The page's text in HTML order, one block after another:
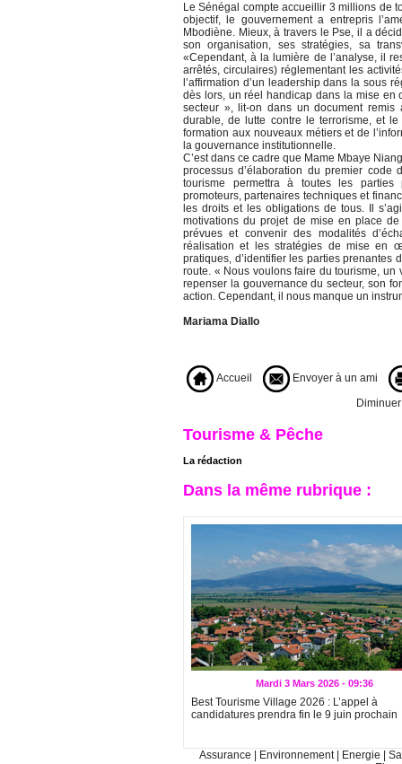
Le Sénégal compte accueillir 3 millions de
objectif, le gouvernement a entrepris
Mbodiène. Mieux, à travers le Pse, il a
son organisation, ses stratégies, sa
«Cependant, à la lumière de l’analyse, il
arrêtés, circulaires) réglementant les
l’affirmation d’un leadership dans la sous
dès lors, un réel handicap dans la mise
secteur », lit-on dans un document
durable, de lutte contre le terrorisme, et
formation aux nouveaux métiers et de
la gouvernance institutionnelle.
C’est dans ce cadre que Mame Mbaye
processus d’élaboration du premier
tourisme permettra à toutes les parties
promoteurs, partenaires techniques et
les droits et les obligations de tous. Il
motivations du projet de mise en place
prévues et convenir des modalités
réalisation et les stratégies de mise en
pratiques, d’identifier les parties
route. « Nous voulons faire du tourisme,
repenser la gouvernance du secteur, son
action. Cependant, il nous manque un
Mariama Diallo
Accueil
Envoyer à un ami
Tourisme & Pêche
La rédaction
Dans la même rubrique :
Mardi 3 Mars 2026 - 09:36
Best Tourisme Village 2026 : L’appel à
candidatures prendra fin le 9 juin prochain
Assurance Environnement Energie